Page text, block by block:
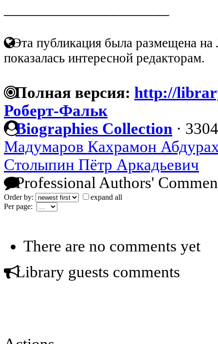
Эта публикация была размещена на
показалась интересной редакторам.
Полная версия: http://
Роберт-Фальк
Biographies Collection ·
Мадумаров Кахрамон
Столыпин Пётр Аркадьевич
Professional Authors'
Order by:
expand all
Per page:
There are no comments yet
Library guests comments